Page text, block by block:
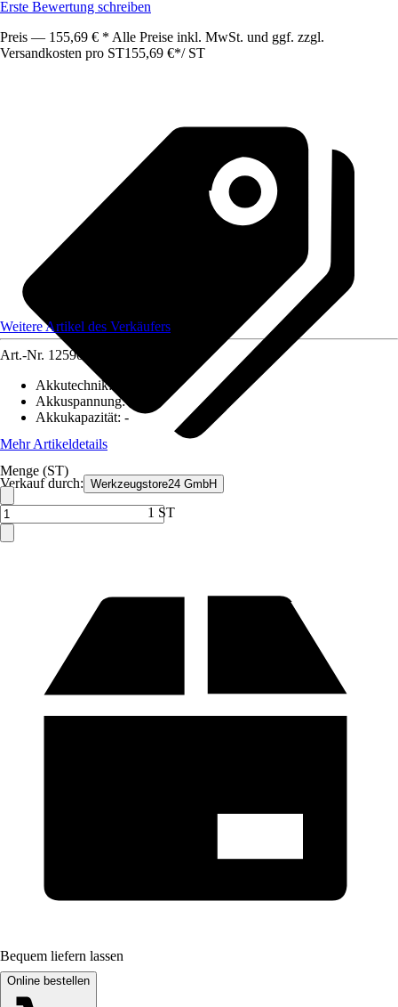
Erste Bewertung schreiben
Preis — 155,69 € * Alle Preise inkl. MwSt. und ggf. zzgl.
Versandkosten pro ST155,69 €*/ ST
Verkauf durch: Werkzeugstore24 GmbH
Weitere Artikel des Verkäufers
Art.-Nr. 12590963
Akkutechnik:
Akkuspannung:
Akkukapazität: -
Mehr Artikeldetails
Menge (ST)
1 ST
Bequem liefern lassen
Online bestellen